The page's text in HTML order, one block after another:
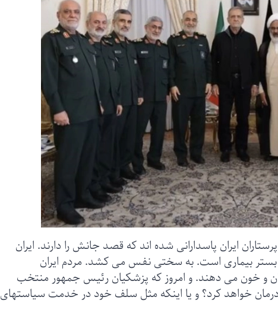
ایران پاسدارانی شده اند که قصد جانش را دارند. ایران
بیماری است. به سختی نفس می کشد. مردم ایران
و خون می دهند. و امروز که پزشکیان رئیس جمهور منتخب
خواهد کرد؟ و یا اینکه مثل سلف خود در خدمت سیاستهای